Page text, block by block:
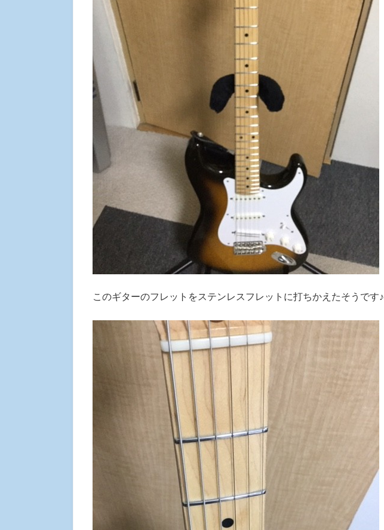
このギターのフレットをステンレスフレットに打ちかえたそうです♪